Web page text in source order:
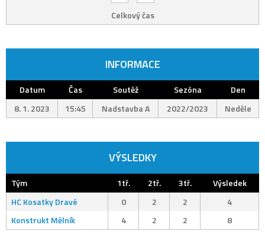
Celkový čas
INFORMACE
Datum Čas Soutěž Sezóna
Den
8. 1. 2023
15:45 Nadstavba A 2022/2023 Neděle
VÝSLEDKY
Tým 1tř. 2tř. 3tř.
Výsledek
HC Kosatky Dravé
0 2 2
4
Konstrukt Mělník
4 2 2 8